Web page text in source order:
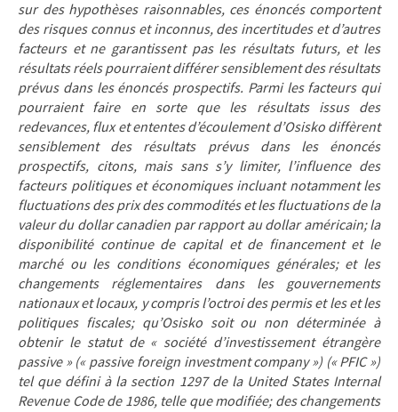
sur des hypothèses raisonnables, ces énoncés comportent
des risques connus et inconnus, des incertitudes et d’autres
facteurs et ne garantissent pas les résultats futurs, et les
résultats réels pourraient différer sensiblement des résultats
prévus dans les énoncés prospectifs. Parmi les facteurs qui
pourraient faire en sorte que les résultats issus des
redevances, flux et ententes d’écoulement d’Osisko diffèrent
sensiblement des résultats prévus dans les énoncés
prospectifs, citons, mais sans s’y limiter, l’influence des
facteurs politiques et économiques incluant notamment les
fluctuations des prix des commodités et les fluctuations de la
valeur du dollar canadien par rapport au dollar américain; la
disponibilité continue de capital et de financement et le
marché ou les conditions économiques générales; et les
changements réglementaires dans les gouvernements
nationaux et locaux, y compris l’octroi des permis et les et les
politiques fiscales; qu’Osisko soit ou non déterminée à
obtenir le statut de « société d’investissement étrangère
passive » (« passive foreign investment company ») (« PFIC »)
tel que défini à la section 1297 de la United States Internal
Revenue Code de 1986, telle que modifiée; des changements